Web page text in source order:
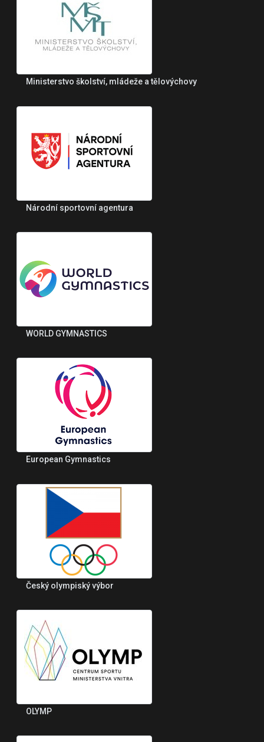
Ministerstvo školství, mládeže a tělovýchovy
Národní sportovní agentura
WORLD GYMNASTICS
European Gymnastics
Český olympiský výbor
OLYMP